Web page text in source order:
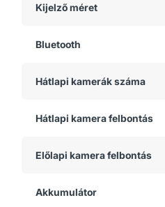
Kijelző méret
Bluetooth
Hátlapi kamerák száma
Hátlapi kamera felbontás
Előlapi kamera felbontás
Akkumulátor